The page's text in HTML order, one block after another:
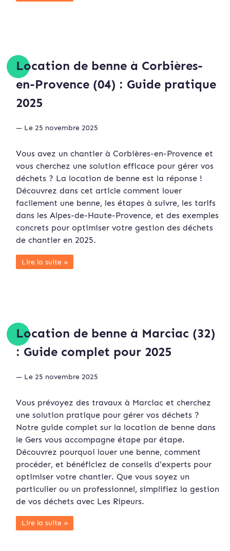
Location de benne à Corbières-
en-Provence (04) : Guide pratique
2025
— Le 25 novembre 2025
Vous avez un chantier à Corbières-en-Provence et
vous cherchez une solution efficace pour gérer vos
déchets ? La location de benne est la réponse !
Découvrez dans cet article comment louer
facilement une benne, les étapes à suivre, les tarifs
dans les Alpes-de-Haute-Provence, et des exemples
concrets pour optimiser votre gestion des déchets
de chantier en 2025.
Lire la suite »
Location de benne à Marciac (32)
: Guide complet pour 2025
— Le 25 novembre 2025
Vous prévoyez des travaux à Marciac et cherchez
une solution pratique pour gérer vos déchets ?
Notre guide complet sur la location de benne dans
le Gers vous accompagne étape par étape.
Découvrez pourquoi louer une benne, comment
procéder, et bénéficiez de conseils d'experts pour
optimiser votre chantier. Que vous soyez un
particulier ou un professionnel, simplifiez la gestion
de vos déchets avec Les Ripeurs.
Lire la suite »